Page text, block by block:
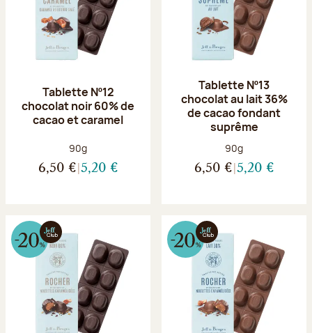
Tablette Nº12
chocolat noir 60% de
cacao et caramel
Poids net :
90g
6,50 € 5,20 €
Tablette Nº13
chocolat au lait 36%
de cacao fondant
suprême
Poids net :
90g
6,50 € 5,20 €